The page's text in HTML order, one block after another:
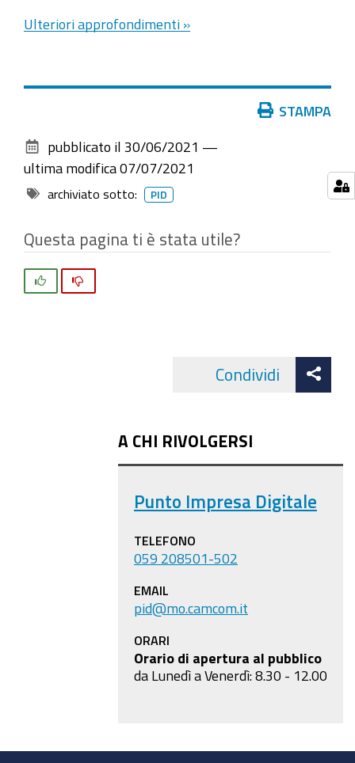
Ulteriori approfondimenti »
documento
STAMPA
pubblicato il 30/06/2021 —
ultima modifica 07/07/2021
archiviato sotto: PID
Questa pagina ti è stata utile?
Condividi
A CHI RIVOLGERSI
Punto Impresa Digitale
TELEFONO
059 208501-502
EMAIL
pid@mo.camcom.it
ORARI
Orario di apertura al pubblico
da Lunedì a Venerdì: 8.30 - 12.00